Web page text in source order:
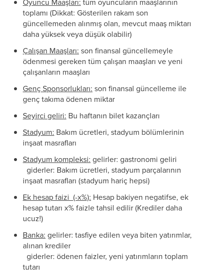
toplamı (Dikkat: Gösterilen rakam son
güncellemeden alınmış olan, mevcut maaş miktarı
daha yüksek veya düşük olabilir)
Çalışan Maaşları: son finansal güncellemeyle
ödenmesi gereken tüm çalışan maaşları ve yeni
çalışanların maaşları
Genç Sponsorlukları: son finansal güncelleme ile
genç takıma ödenen miktar
Seyirci geliri: Bu haftanın bilet kazançları
Stadyum: Bakım ücretleri, stadyum bölümlerinin
inşaat masrafları
Stadyum kompleksi: gelirler: gastronomi geliri
giderler: Bakım ücretleri, stadyum parçalarının
inşaat masrafları (stadyum hariç hepsi)
Ek hesap faizi (-x%): Hesap bakiyen negatifse, ek
hesap tutarı x% faizle tahsil edilir (Krediler daha
ucuz!)
Banka: gelirler: tasfiye edilen veya biten yatırımlar,
alınan krediler
giderler: ödenen faizler, yeni yatırımların toplam
tutarı